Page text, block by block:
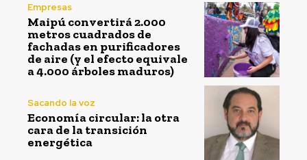
Empresas
Maipú convertirá 2.000
metros cuadrados de
fachadas en purificadores
de aire (y el efecto equivale
a 4.000 árboles maduros)
Sacando la voz
Economía circular: la otra
cara de la transición
energética